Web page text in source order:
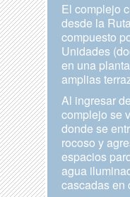
El complejo
desde la
compuesto
Unidades
en una
amplias
Al ingresar
complejo se
donde se
rocoso y
espacios
agua
cascadas en